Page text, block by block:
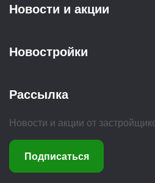
Новости и акции
Новостройки
Рассылка
Новости и акции от
Подписаться